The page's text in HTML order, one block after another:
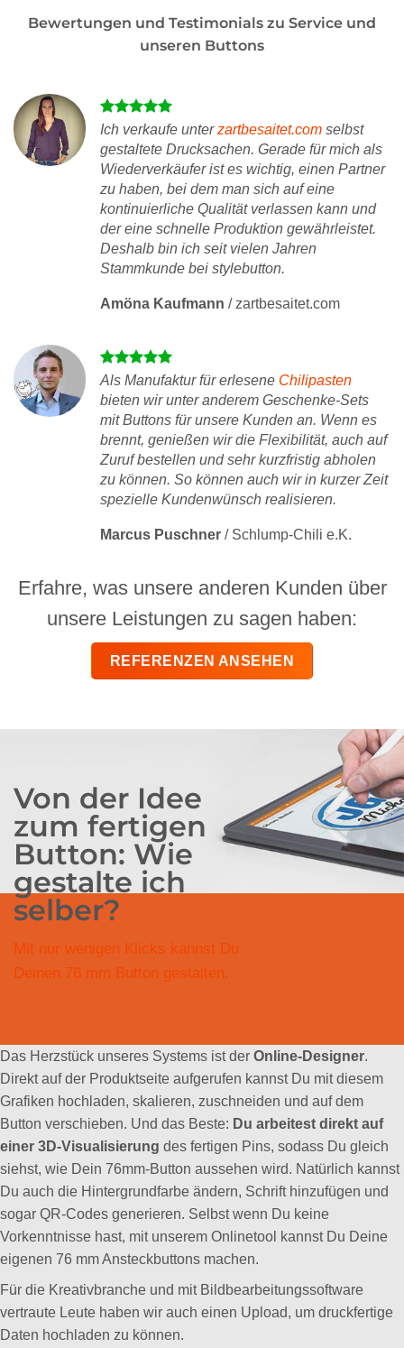
Bewertungen und Testimonials zu Service und
unseren Buttons
Ich verkaufe unterzartbesaitet.com selbst
gestaltete Drucksachen. Gerade für mich als
Wiederverkäufer ist es wichtig, einen Partner
zu haben, bei dem man sich auf eine
kontinuierliche Qualität verlassen kann und
der eine schnelle Produktion gewährleistet.
Deshalb bin ich seit vielen Jahren
Stammkunde bei stylebutton.
Amöna Kaufmann / zartbesaitet.com
Als Manufaktur für erlesene Chilipasten
bieten wir unter anderem Geschenke-Sets
mit Buttons für unsere Kunden an. Wenn es
brennt, genießen wir die Flexibilität, auch auf
Zuruf bestellen und sehr kurzfristig abholen
zu können. So können auch wir in kurzer Zeit
spezielle Kundenwünsch realisieren.
Marcus Puschner / Schlump-Chili e.K.
Erfahre, was unsere anderen Kunden über
unsere Leistungen zu sagen haben:
REFERENZEN ANSEHEN
Von der Idee
zum fertigen
Button: Wie
gestalte ich
selber?
Mit nur wenigen Klicks kannst Du
Deinen 76 mm Button gestalten.
Das Herzstück unseres Systems ist der Online-Designer.
Direkt auf der Produktseite aufgerufen kannst Du mit diesem
Grafiken hochladen, skalieren, zuschneiden und auf dem
Button verschieben. Und das Beste: Du arbeitest direkt auf
einer 3D-Visualisierung des fertigen Pins, sodass Du gleich
siehst, wie Dein 76mm-Button aussehen wird. Natürlich kannst
Du auch die Hintergrundfarbe ändern, Schrift hinzufügen und
sogar QR-Codes generieren. Selbst wenn Du keine
Vorkenntnisse hast, mit unserem Onlinetool kannst Du Deine
eigenen 76 mm Ansteckbuttons machen.
Für die Kreativbranche und mit Bildbearbeitungssoftware
vertraute Leute haben wir auch einen Upload, um druckfertige
Daten hochladen zu können.